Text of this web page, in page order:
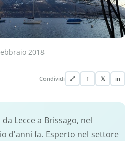
2018
Condividi 🔗 f 𝕏 in
Lecce a Brissago, nel
d'anni fa. Esperto nel settore